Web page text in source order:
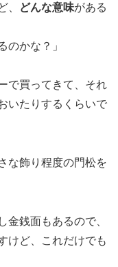
、 どんな意味がある
のかな？」
で買ってきて、それ
いたりするくらいで
な飾り程度の門松を
金銭面もあるので、
けど、これだけでも